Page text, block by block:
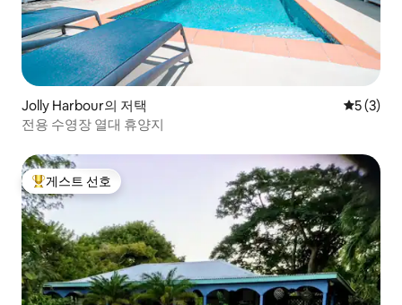
Jolly Harbour의 저택 평점 5점
5 (3)
전용 수영장 열대 휴양지
상위 게스트 선호
게스트 선호